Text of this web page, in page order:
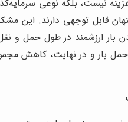
نیست، بلکه نوعی
قابل توجهی دارند. این
ارزشمند در طول حمل و
بار و در نهایت، کاهش